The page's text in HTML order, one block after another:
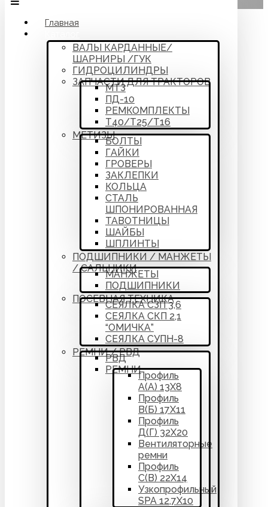
Главная
ВАЛЫ КАРДАННЫЕ/
ШАРНИРЫ /ГУК
ГИДРОЦИЛИНДРЫ
ЗАПЧАСТИ ДЛЯ ТРАКТОРОВ
МТЗ
ПД-10
РЕМКОМПЛЕКТЫ
Т40/Т25/Т16
МЕТИЗЫ
БОЛТЫ
ГАЙКИ
ГРОВЕРЫ
ЗАКЛЕПКИ
КОЛЬЦА
СТАЛЬ
ШПОНИРОВАННАЯ
ТАВОТНИЦЫ
ШАЙБЫ
ШПЛИНТЫ
ПОДШИПНИКИ / МАНЖЕТЫ
/ САЛЬНИКИ
МАНЖЕТЫ
ПОДШИПНИКИ
ПОСЕВНАЯ ТЕХНИКА
СЕЯЛКА СЗП 3,6
СЕЯЛКА СКП 2,1
“ОМИЧКА”
СЕЯЛКА СУПН-8
РЕМНИ / РВД
РВД
РЕМНИ
Профиль
А(А) 13Х8
Профиль
В(Б) 17Х11
Профиль
Д(Г) 32Х20
Вентиляторные
ремни
Профиль
С(В) 22Х14
Узкопрофильный
SPA 12,7Х10